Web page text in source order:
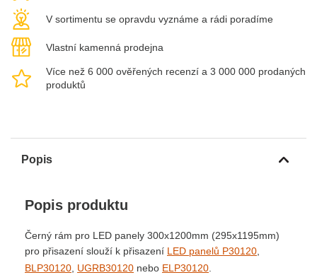
V sortimentu se opravdu vyznáme a rádi poradíme
Vlastní kamenná prodejna
Více než 6 000 ověřených recenzí a 3 000 000 prodaných
produktů
Popis
Popis produktu
Černý rám pro LED panely 300x1200mm (295x1195mm)
pro přisazení slouží k přisazení LED panelů P30120
BLP30120 UGRB30120 nebo ELP30120